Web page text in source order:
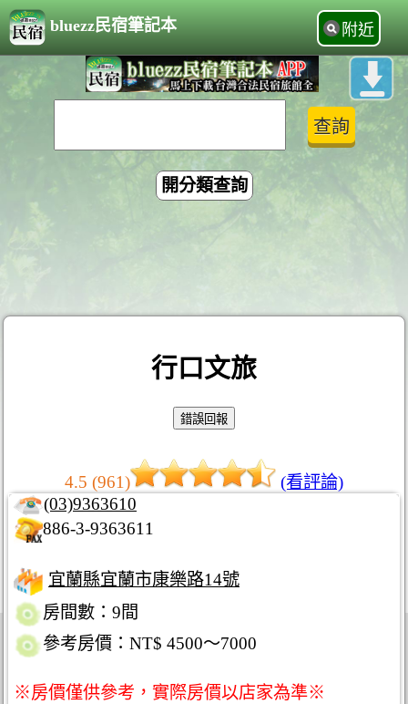
bluezz民宿筆記本 附近
開分類查詢
行口文旅
4.5 (961)
(看評論)
(03)9363610
886-3-9363611
宜蘭縣宜蘭市康樂路14號
房間數：9間
參考房價：NT$ 4500～7000
※房價僅供參考，實際房價以店家為準※